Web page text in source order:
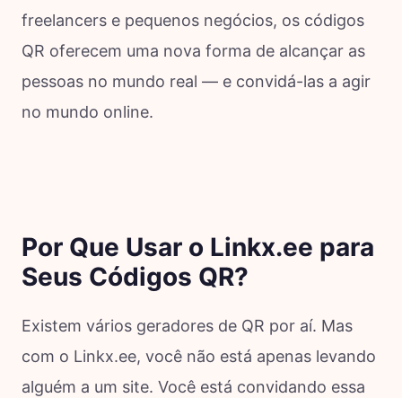
freelancers e pequenos negócios, os códigos
QR oferecem uma nova forma de alcançar as
pessoas no mundo real — e convidá-las a agir
no mundo online.
Por Que Usar o Linkx.ee para
Seus Códigos QR?
Existem vários geradores de QR por aí. Mas
com o Linkx.ee, você não está apenas levando
alguém a um site. Você está convidando essa